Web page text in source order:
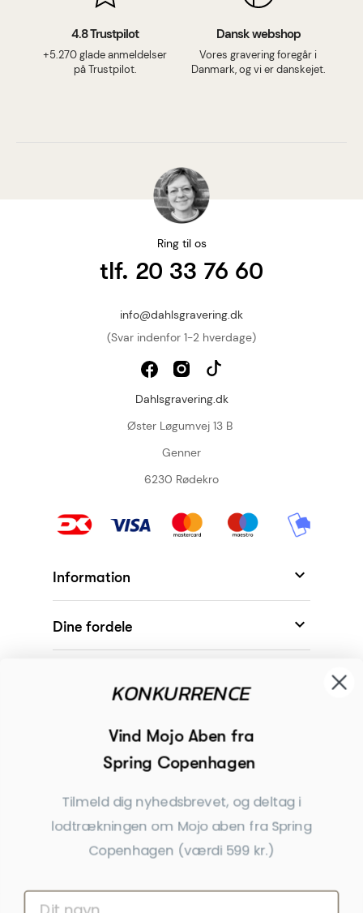
4.8 Trustpilot
+5.270 glade anmeldelser
på Trustpilot.
Dansk webshop
Vores gravering foregår i
Danmark, og vi er danskejet.
Ring til os
tlf. 20 33 76 60
info@dahlsgravering.dk
(Svar indenfor 1-2 hverdage)
Dahlsgravering.dk
Øster Løgumvej 13 B
Genner
6230 Rødekro
Information 
Dine fordele 
Begivenheder
Inspiration
Tilmeld dig nyhedsbrevet
Få nyheder, tips og tilbud før andre
Ja tak, tilmeld mig
KONKURRENCE
Vind Mojo Aben fra
Spring Copenhagen
Tilmeld dig nyhedsbrevet, og deltag i
lodtrækningen om Mojo aben fra Spring
Copenhagen (værdi 599 kr.)